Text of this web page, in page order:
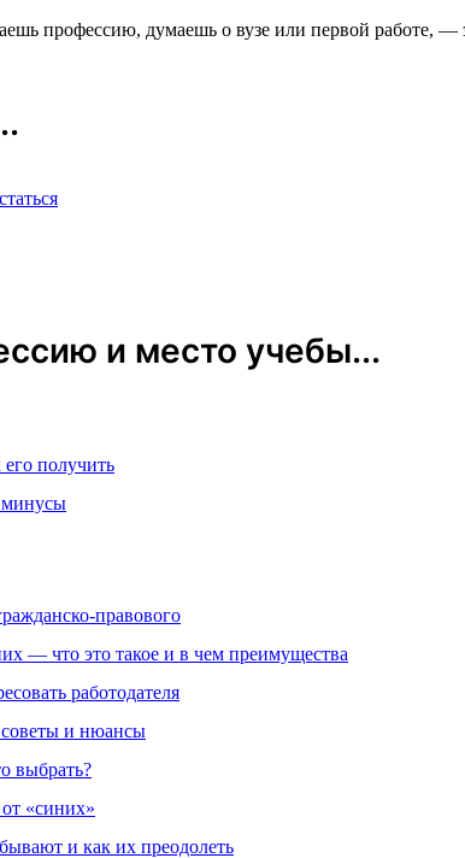
профессию, думаешь о вузе или первой работе, —
и место учебы...
его получить
минусы
правового
— что это такое и в чем преимущества
работодателя
и нюансы
выбрать?
«синих»
и как их преодолеть